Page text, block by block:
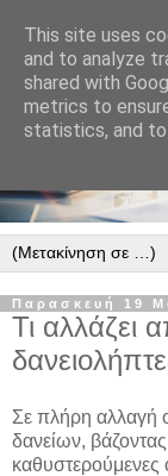
Παρασκευή 19
Τι αλλάζει
Σε πλήρη αλλαγή
δανείων,
καθυστερούμενες
This site uses
and to analyze
shared with
metrics to
statistics, and